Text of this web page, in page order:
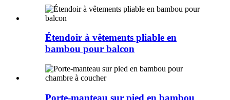
Étendoir à vêtements pliable en
bambou pour balcon
Porte-manteau sur pied en bambou